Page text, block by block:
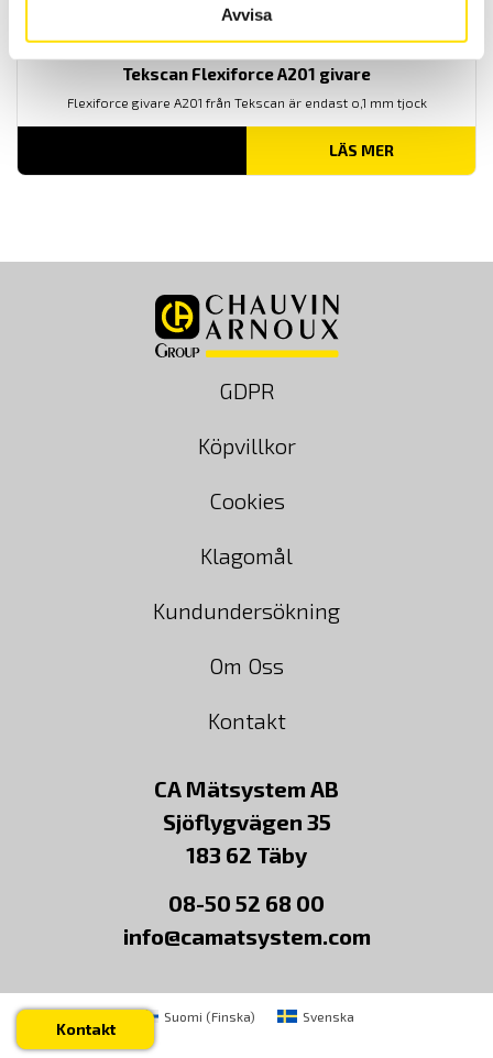
Avvisa
Tekscan Flexiforce A201 givare
Flexiforce givare A201 från Tekscan är endast o,1 mm tjock
LÄS MER
GDPR
Köpvillkor
Cookies
Klagomål
Kundundersökning
Om Oss
Kontakt
CA Mätsystem AB
Sjöflygvägen 35
183 62 Täby
08-50 52 68 00
info@camatsystem.com
Kontakt
Suomi (Finska) Svenska